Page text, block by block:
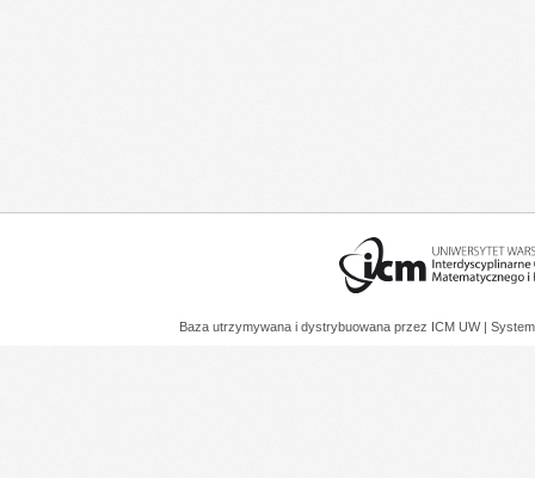
Baza utrzymywana i dystrybuowana przez ICM UW |